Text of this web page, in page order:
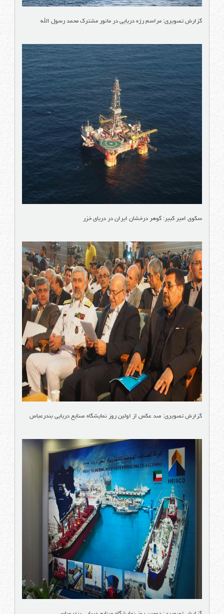
گزارش تصویری: مراسم رژه دریایی در مانور مشترک محمد رسول الله
سکوی امیر کبیر: گوهر درخشان ایران در دریای خزر
گزارش تصویری: صد عکس از اولین روز نمایشگاه صنایع دریایی بندرعباس